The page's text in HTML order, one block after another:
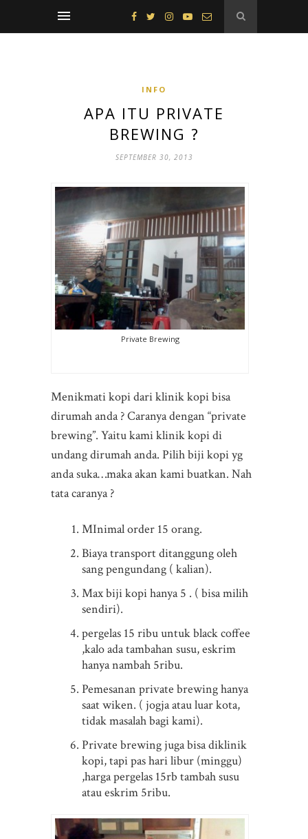
INFO
APA ITU PRIVATE
BREWING ?
SEPTEMBER 30, 2013
Private Brewing
Menikmati kopi dari klinik kopi bisa
dirumah anda ? Caranya dengan “private
brewing”. Yaitu kami klinik kopi di
undang dirumah anda. Pilih biji kopi yg
anda suka…maka akan kami buatkan. Nah
tata caranya ?
MInimal order 15 orang.
Biaya transport ditanggung oleh
sang pengundang ( kalian).
Max biji kopi hanya 5 . ( bisa milih
sendiri).
pergelas 15 ribu untuk black coffee
,kalo ada tambahan susu, eskrim
hanya nambah 5ribu.
Pemesanan private brewing hanya
saat wiken. ( jogja atau luar kota,
tidak masalah bagi kami).
Private brewing juga bisa diklinik
kopi, tapi pas hari libur (minggu)
,harga pergelas 15rb tambah susu
atau eskrim 5ribu.